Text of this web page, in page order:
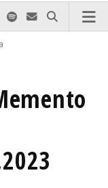
nas zadzwoń
Facebook-u
na Xnas na Instagram-ie
Odwiedź nas na TikTok-u
Szukaj nas na Spotify
Wyślij do nas
Szukaj